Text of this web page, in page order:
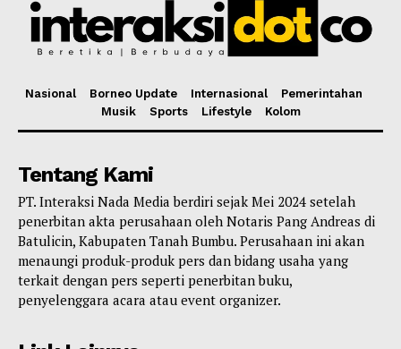
Nasional Borneo Update Internasional
Pemerintahan
Musik
Sports Lifestyle Kolom
Tentang Kami
PT. Interaksi Nada Media berdiri sejak Mei 2024 setelah
penerbitan akta perusahaan oleh Notaris Pang Andreas di
Batulicin, Kabupaten Tanah Bumbu. Perusahaan ini akan
menaungi produk-produk pers dan bidang usaha yang
terkait dengan pers seperti penerbitan buku,
penyelenggara acara atau event organizer.